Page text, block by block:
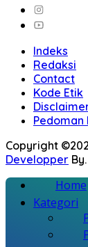
Indeks
Redaksi
Contact
Kode Etik
Pedoman
Copyright
Developper By.
Home
Kategori